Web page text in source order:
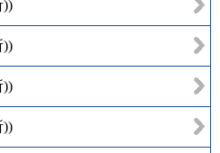
))
))
))
))